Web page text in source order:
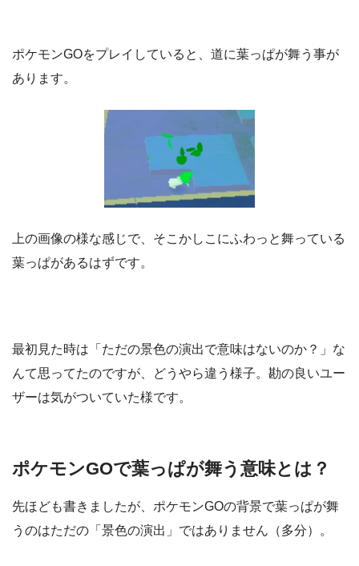
ポケモンGOをプレイしていると、道に葉っぱが舞う事が
あります。
上の画像の様な感じで、そこかしこにふわっと舞っている
葉っぱがあるはずです。
最初見た時は「ただの景色の演出で意味はないのか？」な
んて思ってたのですが、どうやら違う様子。勘の良いユー
ザーは気がついていた様です。
ポケモンGOで葉っぱが舞う意味とは？
先ほども書きましたが、ポケモンGOの背景で葉っぱが舞
うのはただの「景色の演出」ではありません（多分）。